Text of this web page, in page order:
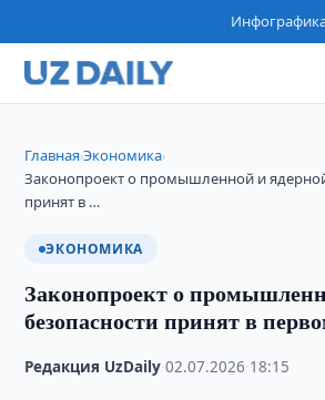
Главная›Экономика›
Законопроект о промышленной и
принят в …
ЭКОНОМИКА
Законопроект о
безопасности принят в
Редакция UzDaily ·02.07.2026 18:15